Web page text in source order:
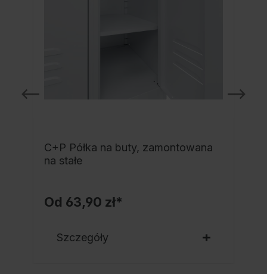
C+P Półka na buty, zamontowana
na stałe
Od 63,90 zł*
Szczegóły